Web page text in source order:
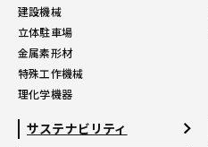
建設機械
立体駐車場
金属素形材
特殊工作機械
理化学機器
サステナビリティ